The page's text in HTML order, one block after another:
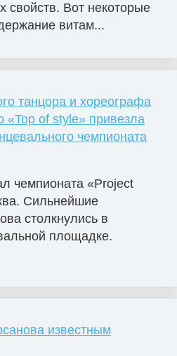
свойств. Вот некоторые
витам...
танцора и хореографа
«Top of style» привезла
чемпионата
чемпионата «Project
Сильнейшие
столкнулись в
площадке.
известным